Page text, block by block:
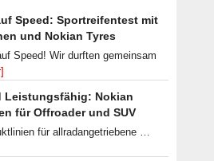
Speed: Sportreifentest mit
und Nokian Tyres
Speed! Wir durften gemeinsam
Leistungsfähig: Nokian
für Offroader und SUV
für allradangetriebene …